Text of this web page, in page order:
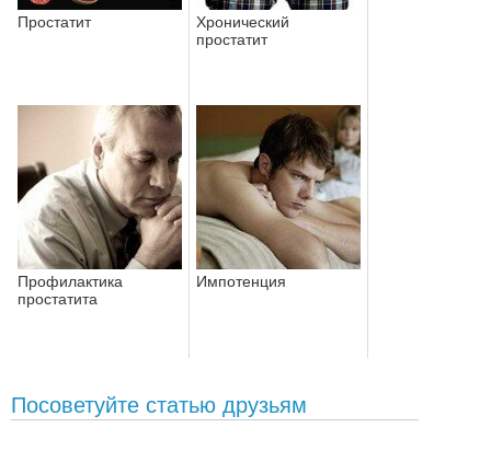
Простатит
Хронический
простатит
Профилактика
простатита
Импотенция
Посоветуйте статью друзьям